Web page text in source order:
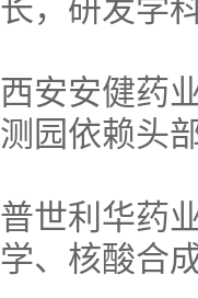
长，研发学
西安安健药
测园依赖头
普世利华药
学、核酸合